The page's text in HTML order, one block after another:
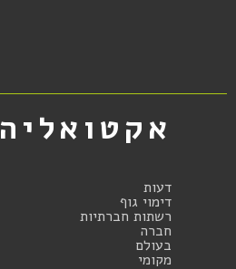
אקטואליה
דעות
דימוי גוף
רשתות חברתיות
חברה
בעולם
מקומי